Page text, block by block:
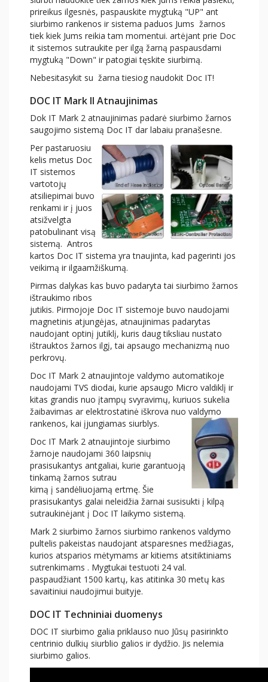
prireikus ilgesnės, paspauskite mygtuką "UP" ant
siurbimo rankenos ir sistema paduos Jums žarnos
tiek kiek Jums reikia tam momentui. artėjant prie Doc
it sistemos sutraukite per ilgą žarną paspausdami
mygtuką "Down" ir patogiai tęskite siurbimą.
Nebesitasykit su žarna tiesiog naudokit Doc IT!
DOC IT Mark II Atnaujinimas
Dok IT Mark 2 atnaujinimas padarė siurbimo žarnos
saugojimo sistemą Doc IT dar labaiu pranašesne.
Per pastaruosiu
kelis metus Doc
IT sistemos
vartotojų
atsiliepimai buvo
renkami ir į juos
atsižvelgta
patobulinant visą
sistemą. Antros
kartos Doc IT sistema yra tnaujinta, kad pagerinti jos
veikimą ir ilgaamžiškumą.
Pirmas dalykas kas buvo padaryta tai siurbimo žarnos
ištraukimo ribos
jutikis. Pirmojoje Doc IT sistemoje buvo naudojami
magnetinis atjungėjas, atnaujinimas padarytas
naudojant optinį jutiklį, kuris daug tiksliau nustato
ištrauktos žarnos ilgį, tai apsaugo mechanizmą nuo
perkrovų.
Doc IT Mark 2 atnaujintoje valdymo automatikoje
naudojami TVS diodai, kurie apsaugo Micro valdiklį ir
kitas grandis nuo įtampų svyravimų, kuriuos sukelia
žaibavimas ar elektrostatinė iškrova nuo valdymo
rankenos, kai įjungiamas siurblys.
Doc IT Mark 2 atnaujintoje siurbimo
žarnoje naudojami 360 laipsnių
prasisukantys antgaliai, kurie garantuoją
tinkamą žarnos sutrau
kimą į sandėliuojamą ertmę. Šie
prasisukantys galai neleidžia žarnai susisukti į kilpą
sutraukinėjant į Doc IT laikymo sistemą.
Mark 2 siurbimo žarnos siurbimo rankenos valdymo
pultelis pakeistas naudojant atsparesnes medžiagas,
kurios atsparios mėtymams ar kitiems atsitiktiniams
sutrenkimams . Mygtukai testuoti 24 val.
paspaudžiant 1500 kartų, kas atitinka 30 metų kas
savaitiniui naudojimui buityje.
DOC IT Techniniai duomenys
DOC IT siurbimo galia priklauso nuo Jūsų pasirinkto
centrinio dulkių siurblio galios ir dydžio. Jis nelemia
siurbimo galios.